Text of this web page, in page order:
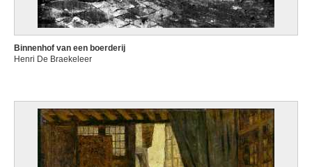
Binnenhof van een boerderij
Henri De Braekeleer